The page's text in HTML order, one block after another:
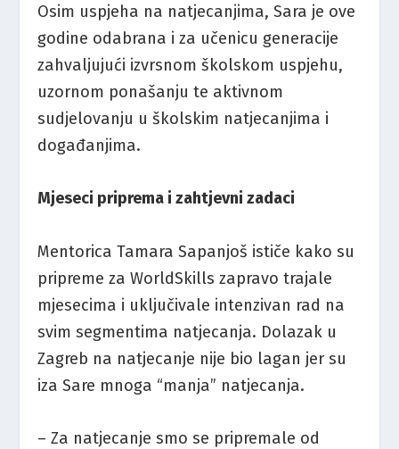
Osim uspjeha na natjecanjima, Sara je ove
godine odabrana i za učenicu generacije
zahvaljujući izvrsnom školskom uspjehu,
uzornom ponašanju te aktivnom
sudjelovanju u školskim natjecanjima i
događanjima.
Mjeseci priprema i zahtjevni zadaci
Mentorica Tamara Sapanjoš ističe kako su
pripreme za WorldSkills zapravo trajale
mjesecima i uključivale intenzivan rad na
svim segmentima natjecanja. Dolazak u
Zagreb na natjecanje nije bio lagan jer su
iza Sare mnoga “manja” natjecanja.
– Za natjecanje smo se pripremale od